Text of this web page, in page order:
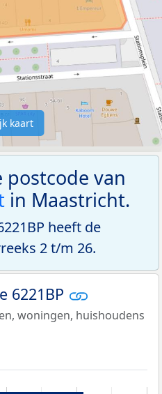
kaart
postcode van
in Maastricht.
heeft de
2 t/m 26.
6221BP
woningen, huishoudens